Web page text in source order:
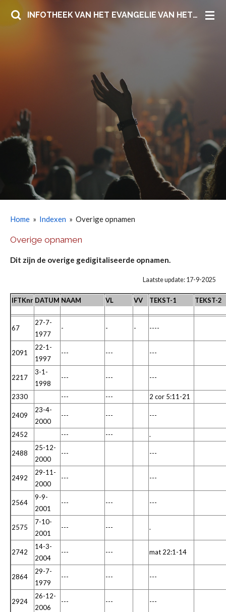
Ga
direct
INFOTHEEK VAN HET EVANGELIE VAN HET KONINKRIJK DER HEMELEN
Home » Indexen » Overige opnamen
Overige opnamen
Dit zijn de overige gedigitaliseerde opnamen.
Laatste update: 17-9-2025
IFTKnr DATUM NAAM VL VV TEKST-1 TEKST-2
67
27-7-
1977
- - - ----
2091
22-1-
1997
--- --- ---
2217
3-1-
1998
--- --- ---
2330 --- --- 2 cor 5:11-21
2409
23-4-
2000
--- --- ---
2452 --- --- .
2488
25-12-
2000
--- ---
2492
29-11-
2000
--- ---
2564
9-9-
2001
--- --- ---
2575
7-10-
2001
--- --- .
2742
14-3-
2004
--- --- mat 22:1-14
2864
29-7-
1979
--- --- ---
2924
26-12-
2006
--- --- ---